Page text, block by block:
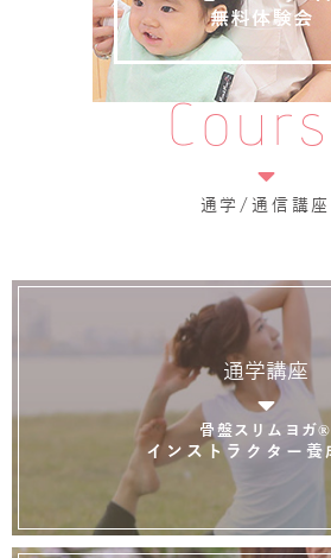
通学/通信講座
通学講座
骨盤スリムヨガ®
インストラクター養